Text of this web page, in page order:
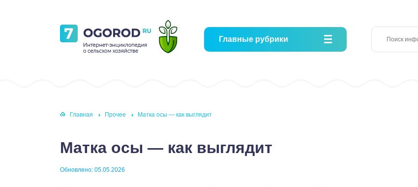
Главные рубрики
Главная Прочее Матка осы — как выглядит
Матка осы — как выглядит
Обновлено: 05.05.2026